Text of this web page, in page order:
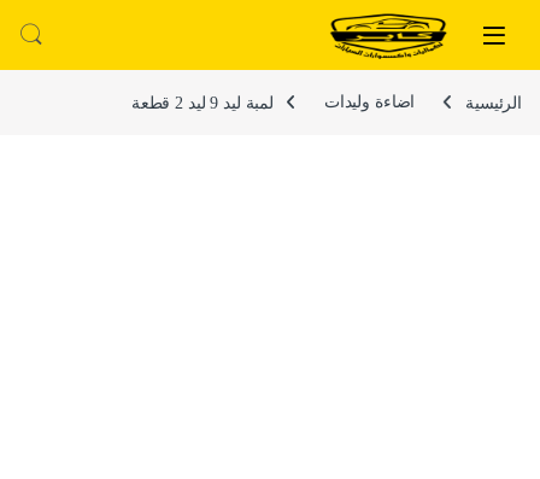
تخطي إلى المحتوى
الرئيسية اضاءة وليدات لمبة ليد 9 ليد 2 قطعة